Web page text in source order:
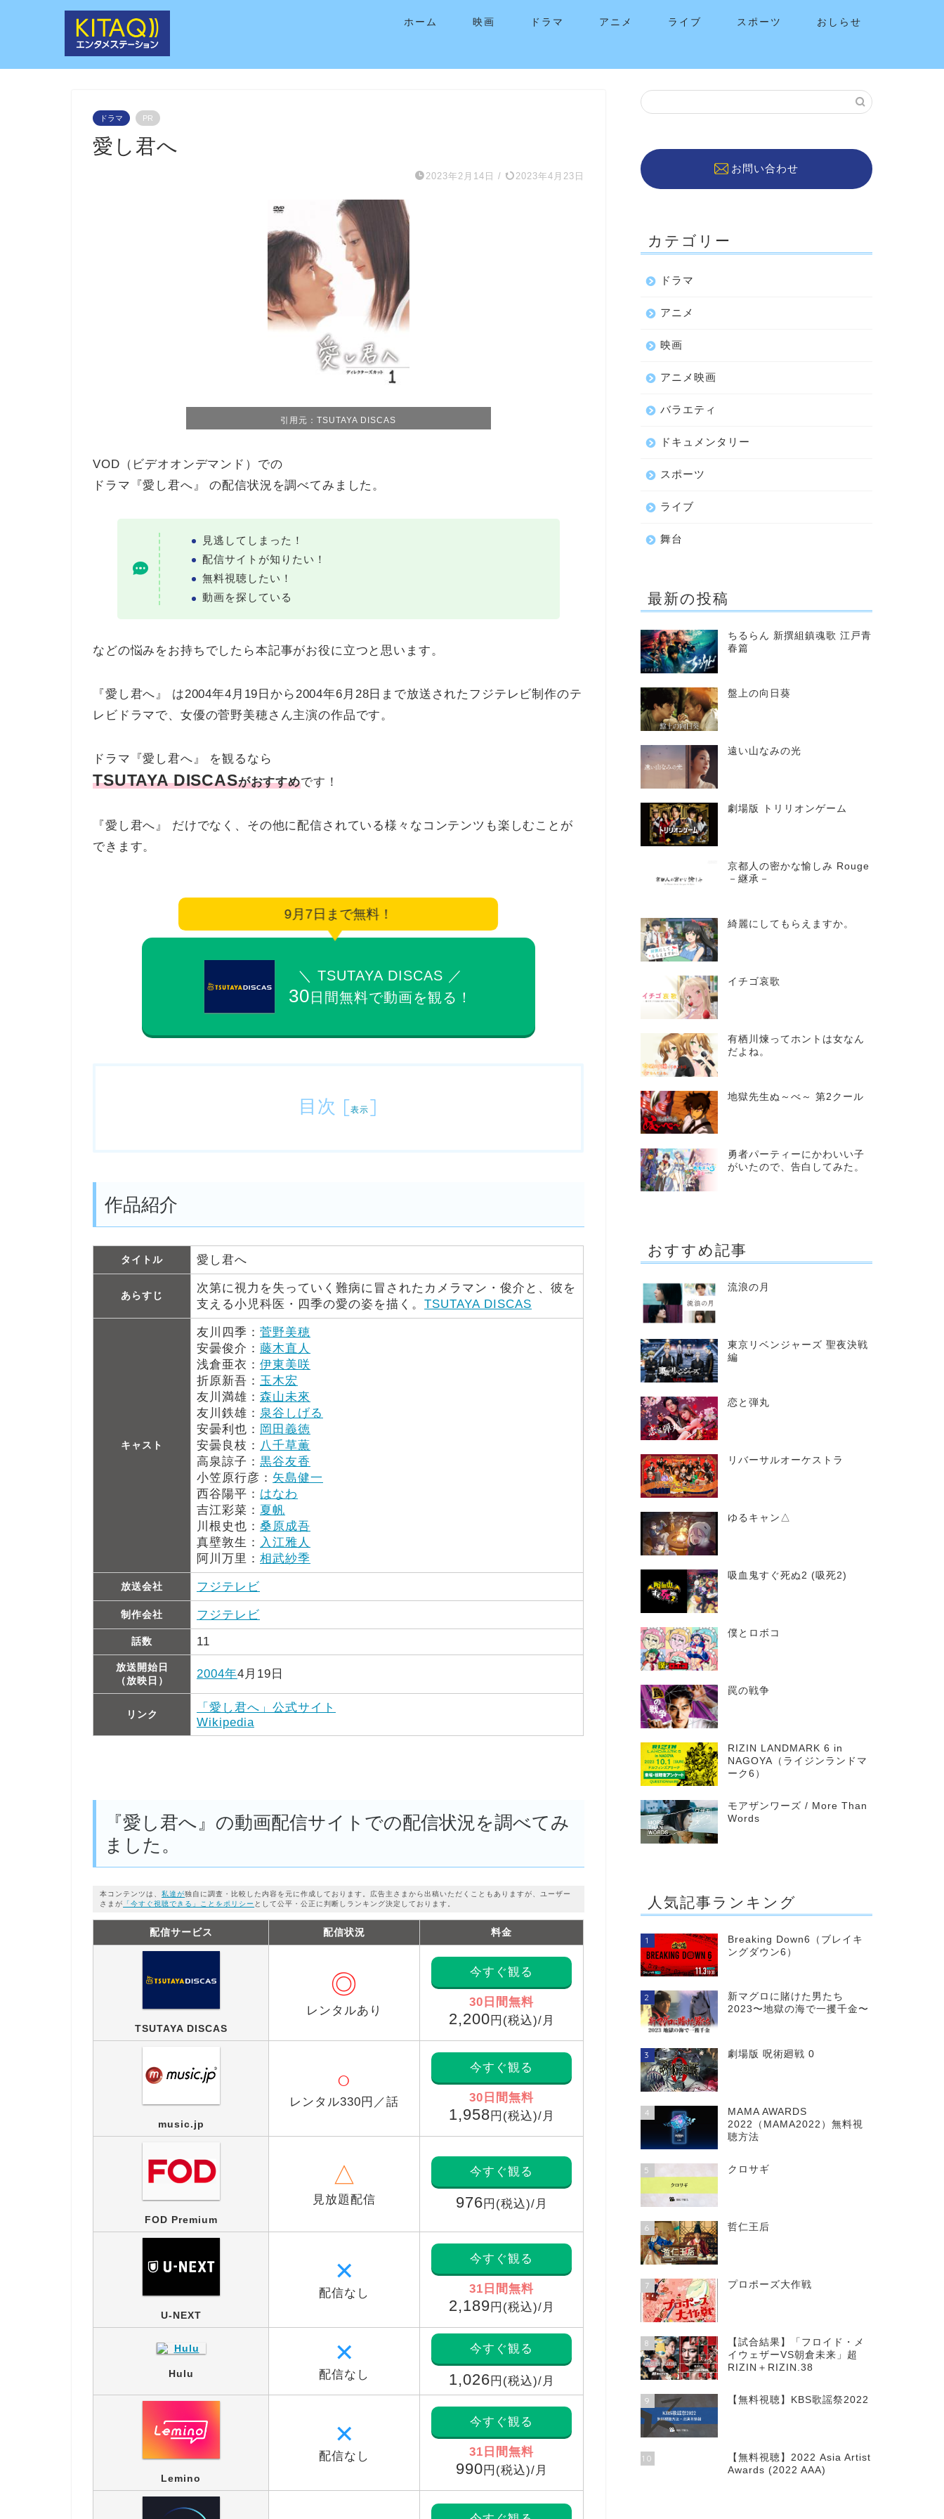
ホーム 映画 ドラマ アニメ ライブ スポーツ おしらせ
ドラマ PR
愛し君へ
2023年2月14日 / 2023年4月23日
引用元：TSUTAYA DISCAS
VOD（ビデオオンデマンド）での
ドラマ『愛し君へ』 の配信状況を調べてみました。
見逃してしまった！
配信サイトが知りたい！
無料視聴したい！
動画を探している
などの悩みをお持ちでしたら本記事がお役に立つと思います。
『愛し君へ』 は2004年4月19日から2004年6月28日まで放送されたフジテレビ制作のテ
レビドラマで、女優の菅野美穂さん主演の作品です。
ドラマ『愛し君へ』 を観るなら
TSUTAYA DISCASがおすすめです！
『愛し君へ』 だけでなく、その他に配信されている様々なコンテンツも楽しむことが
できます。
9月7日まで無料！
＼ TSUTAYA DISCAS ／
30 日間無料で動画を観る！
目次 [表示 ]
作品紹介
タイトル 愛し君へ
あらすじ
次第に視力を失っていく難病に冒されたカメラマン・俊介と、彼を
支える小児科医・四季の愛の姿を描く。 TSUTAYA DISCAS
キャスト
友川四季： 菅野美穂
安曇俊介： 藤木直人
浅倉亜衣： 伊東美咲
折原新吾： 玉木宏
友川満雄： 森山未來
友川鉄雄： 泉谷しげる
安曇利也： 岡田義徳
安曇良枝： 八千草薫
高泉諒子： 黒谷友香
小笠原行彦： 矢島健一
西谷陽平： はなわ
吉江彩菜： 夏帆
川根史也： 桑原成吾
真壁敦生： 入江雅人
阿川万里： 相武紗季
放送会社 フジテレビ
制作会社 フジテレビ
話数 11
放送開始日
（放映日）
2004年4月19日
リンク
「愛し君へ」公式サイト
Wikipedia
『愛し君へ』の動画配信サイトでの配信状況を調べてみ
ました。
本コンテンツは、私達が独自に調査・比較した内容を元に作成しております。広告主さまから出稿いただくこともありますが、ユーザー
さまが 「今すぐ視聴できる」ことをポリシー として公平・公正に判断しランキング決定しております。
配信サービス 配信状況 料金
TSUTAYA DISCAS
◎
レンタルあり
今すぐ観る
30日間無料
2,200 円(税込)/月
music.jp
○
レンタル330円／話
今すぐ観る
30日間無料
1,958 円(税込)/月
FOD Premium
△
見放題配信
今すぐ観る
976 円(税込)/月
U-NEXT
✕
配信なし
今すぐ観る
31日間無料
2,189 円(税込)/月
Hulu
✕
配信なし
今すぐ観る
1,026 円(税込)/月
Lemino
✕
配信なし
今すぐ観る
31日間無料
990 円(税込)/月
お問い合わせ
カテゴリー
ドラマ
アニメ
映画
アニメ映画
バラエティ
ドキュメンタリー
スポーツ
ライブ
舞台
最新の投稿
ちるらん 新撰組鎮魂歌 江戸青
春篇
盤上の向日葵
遠い山なみの光
劇場版 トリリオンゲーム
京都人の密かな愉しみ Rouge
－継承－
綺麗にしてもらえますか。
イチゴ哀歌
有栖川煉ってホントは女なん
だよね。
地獄先生ぬ～べ～ 第2クール
勇者パーティーにかわいい子
がいたので、告白してみた。
おすすめ記事
流浪の月
東京リベンジャーズ 聖夜決戦
編
恋と弾丸
リバーサルオーケストラ
ゆるキャン△
吸血鬼すぐ死ぬ2 (吸死2)
僕とロボコ
罠の戦争
RIZIN LANDMARK 6 in
NAGOYA（ライジンランドマ
ーク6）
モアザンワーズ / More Than
Words
人気記事ランキング
1
Breaking Down6（ブレイキ
ングダウン6）
2
新マグロに賭けた男たち
2023〜地獄の海で一攫千金〜
3 劇場版 呪術廻戦 0
4
MAMA AWARDS
2022（MAMA2022）無料視
聴方法
5 クロサギ
6 哲仁王后
7 プロポーズ大作戦
8
【試合結果】「フロイド・メ
イウェザーVS朝倉未来」超
RIZIN＋RIZIN.38
9 【無料視聴】KBS歌謡祭2022
10
【無料視聴】2022 Asia Artist
Awards (2022 AAA)